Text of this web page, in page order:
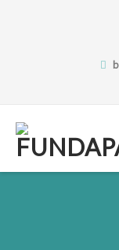
Skip